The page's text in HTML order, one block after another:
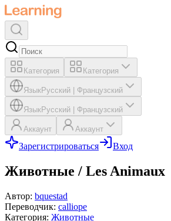
Категория Категория
ЯзыкРусский Французский
ЯзыкРусский Французский
Аккаунт Аккаунт
Зарегистрироваться Вход
Животные / Les Animaux
Автор: bquestad
Переводчик: calliope
Категория: Животные